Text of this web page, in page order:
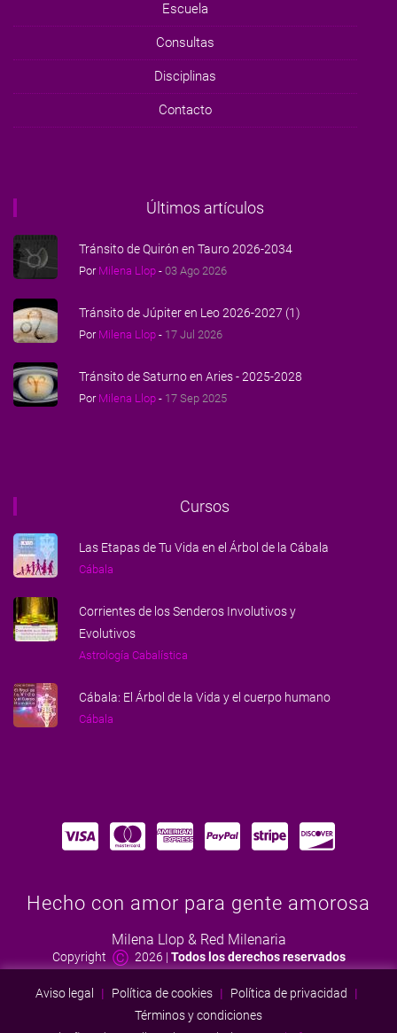
Escuela
Consultas
Disciplinas
Contacto
Últimos artículos
Tránsito de Quirón en Tauro 2026-2034
Por Milena Llop - 03 Ago 2026
Tránsito de Júpiter en Leo 2026-2027 (1)
Por Milena Llop - 17 Jul 2026
Tránsito de Saturno en Aries - 2025-2028
Por Milena Llop - 17 Sep 2025
Cursos
Las Etapas de Tu Vida en el Árbol de la Cábala
Cábala
Corrientes de los Senderos Involutivos y
Evolutivos
Astrología Cabalística
Cábala: El Árbol de la Vida y el cuerpo humano
Cábala
Hecho con amor para gente amorosa
Milena Llop & Red Milenaria
Copyright © 2026 | Todos los derechos reservados
Aviso legal | Política de cookies | Política de privacidad
|
Términos y condiciones